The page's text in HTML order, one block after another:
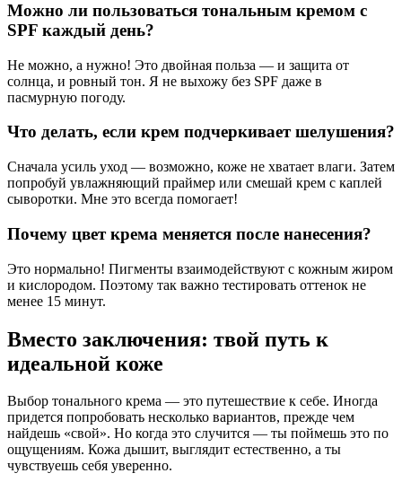
Можно ли пользоваться тональным кремом с
SPF каждый день?
Не можно, а нужно! Это двойная польза — и защита от
солнца, и ровный тон. Я не выхожу без SPF даже в
пасмурную погоду.
Что делать, если крем подчеркивает шелушения?
Сначала усиль уход — возможно, коже не хватает влаги. Затем
попробуй увлажняющий праймер или смешай крем с каплей
сыворотки. Мне это всегда помогает!
Почему цвет крема меняется после нанесения?
Это нормально! Пигменты взаимодействуют с кожным жиром
и кислородом. Поэтому так важно тестировать оттенок не
менее 15 минут.
Вместо заключения: твой путь к
идеальной коже
Выбор тонального крема — это путешествие к себе. Иногда
придется попробовать несколько вариантов, прежде чем
найдешь «свой». Но когда это случится — ты поймешь это по
ощущениям. Кожа дышит, выглядит естественно, а ты
чувствуешь себя уверенно.